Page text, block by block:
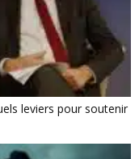
leviers pour soutenir